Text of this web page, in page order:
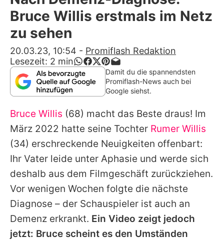
Alle Themen auf Promiflash
App runterladen
Team
Redaktionelle Richtlinien
Impressum
Datenschutzerklärung
Nutzungsbedingungen
Utiq verwalten
Bruce Willis erstmals im Netz
zu sehen
20.03.23, 10:54 - Promiflash Redaktion
Lesezeit: 2 min
Damit du die spannendsten
Promiflash-News auch bei
Google siehst.
Bruce Willis (68) macht das Beste draus! Im
März 2022 hatte seine Tochter Rumer Willis
(34) erschreckende Neuigkeiten offenbart:
Ihr Vater leide unter Aphasie und werde sich
deshalb aus dem Filmgeschäft zurückziehen.
Vor wenigen Wochen folgte die nächste
Diagnose – der Schauspieler ist auch an
Demenz erkrankt. Ein Video zeigt jedoch
jetzt: Bruce scheint es den Umständen